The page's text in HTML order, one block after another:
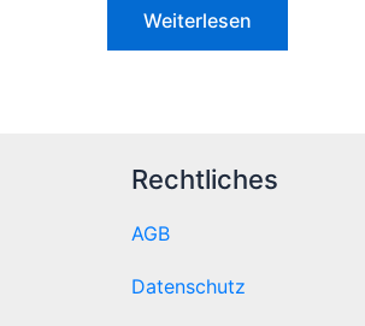
Weiterlesen
Rechtliches
AGB
Datenschutz